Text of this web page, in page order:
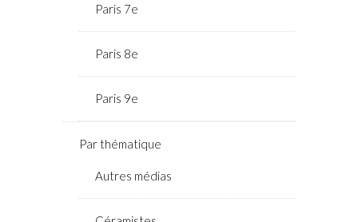
Paris 7e
Paris 8e
Paris 9e
Par thématique
Autres médias